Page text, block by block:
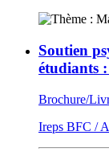
Soutien
étudiants
Brochure/
Ireps BFC /